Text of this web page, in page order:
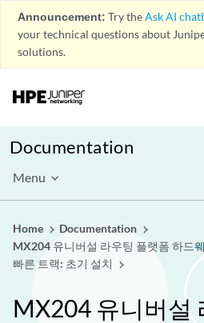
Announcement: Try theAsk AI
your technical questions about
solutions.
Documentation
Menu
Home
Documentation
MX204 유니버설 라우팅 플랫폼 하드
빠른 트랙: 초기 설치
MX204 유니버설